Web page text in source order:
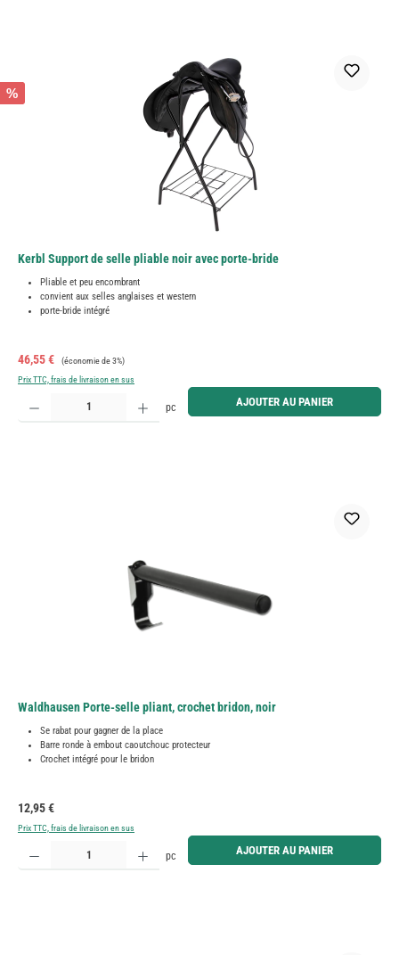
%
Kerbl Support de selle pliable noir avec porte-bride
Pliable et peu encombrant
convient aux selles anglaises et western
porte-bride intégré
Prix de vente :
46,55 € Prix régulier :
(économie de 3%)
Prix TTC, frais de livraison en sus
Quantité de produit : Entrez la quantité souhaitée ou utilisez les boutons pour augmenter ou
pc AJOUTER AU PANIER
Waldhausen Porte-selle pliant, crochet bridon, noir
Se rabat pour gagner de la place
Barre ronde à embout caoutchouc protecteur
Crochet intégré pour le bridon
Prix régulier :
12,95 €
Prix TTC, frais de livraison en sus
Quantité de produit : Entrez la quantité souhaitée ou utilisez les boutons pour augmenter ou
pc AJOUTER AU PANIER